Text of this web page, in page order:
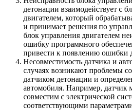
детонации взаимодействует с
двигателем, который
и принимает решения по
блок управления двигателем
ошибку программного
привести к появлению ошибки
Несовместимость датчика и
случаях возникают проблемы
датчиком детонации и
автомобиля. Например, датчик
совместим с электрической
соответствующими